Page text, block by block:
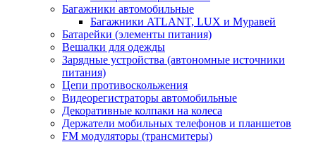
Багажники автомобильные
Багажники ATLANT, LUX и Муравей
Батарейки (элементы питания)
Вешалки для одежды
Зарядные устройства (автономные источники
питания)
Цепи противоскольжения
Видеорегистраторы автомобильные
Декоративные колпаки на колеса
Держатели мобильных телефонов и планшетов
FM модуляторы (трансмитеры)